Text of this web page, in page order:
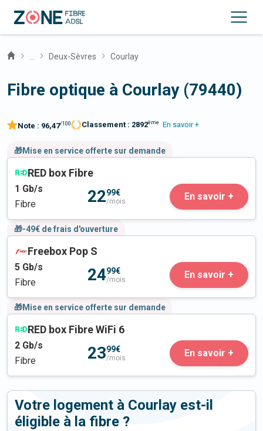
Deux-Sèvres Courlay
Fibre optique à Courlay (79440)
Note : 96,47/100 Classement : 2892ème En savoir +
🎁Mise en service offerte sur demande
RED box Fibre
1 Gb/s
Fibre
2299€
/mois En savoir +
🎁-49€ de frais d'ouverture
Freebox Pop S
5 Gb/s
Fibre
2499€
/mois En savoir +
🎁Mise en service offerte sur demande
RED box Fibre WiFi 6
2 Gb/s
Fibre
2399€
/mois En savoir +
Votre logement à Courlay est-il
éligible à la fibre ?